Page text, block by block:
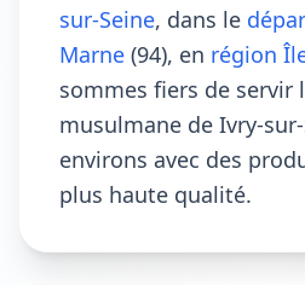
sur-Seine, dans le
Marne (94), en région
sommes fiers de servir
musulmane de Ivry-
environs avec des
plus haute qualité.